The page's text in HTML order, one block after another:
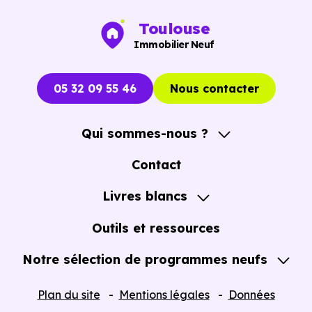
Toulouse
Immobilier Neuf
05 32 09 55 46 Nous contacter
Qui sommes-nous ?
A propos
Contact
Livres blancs
Guide de l'Achat immobilier neuf en VEFA
Outils et ressources
Notre sélection de programmes neufs
Plan du site Mentions légales
Données